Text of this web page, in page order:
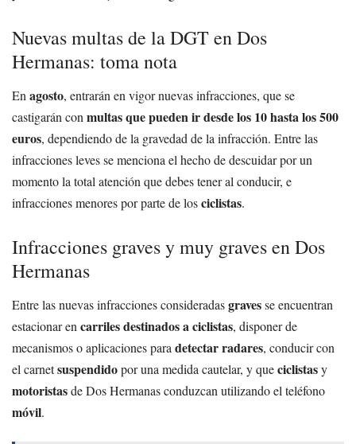
Nuevas multas de la DGT en Dos
Hermanas: toma nota
En agosto, entrarán en vigor nuevas infracciones, que se
castigarán con multas que pueden ir desde los 10 hasta los 500
euros, dependiendo de la gravedad de la infracción. Entre las
infracciones leves se menciona el hecho de descuidar por un
momento la total atención que debes tener al conducir, e
infracciones menores por parte de losciclistas.
Infracciones graves y muy graves en Dos
Hermanas
Entre las nuevas infracciones consideradasgravesse encuentran
estacionar en carriles destinados a ciclistas, disponer de
mecanismos o aplicaciones para detectar radares, conducir con
el carnetsuspendidopor una medida cautelar, y queciclistasy
motoristasde Dos Hermanas conduzcan utilizando el teléfono
móvil.